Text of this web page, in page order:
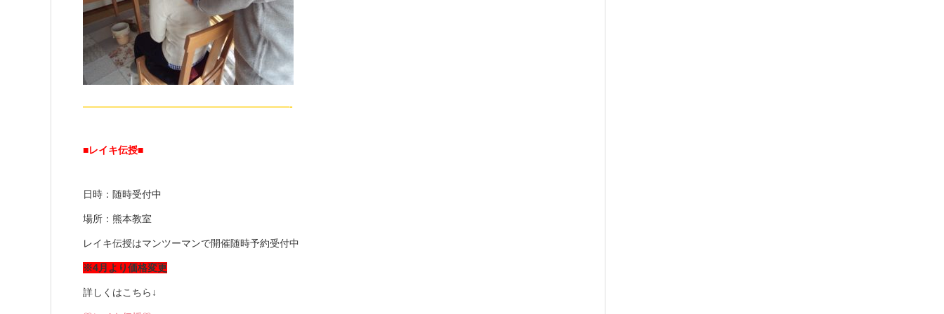
—————————————————————-
■レイキ伝授■
日時：随時受付中
場所：熊本教室
レイキ伝授はマンツーマンで開催随時予約受付中
※4月より価格変更
詳しくはこちら↓